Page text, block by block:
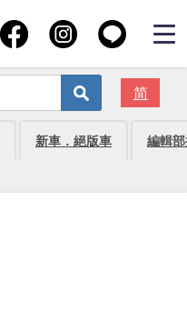
简
新車．絕版車 編輯